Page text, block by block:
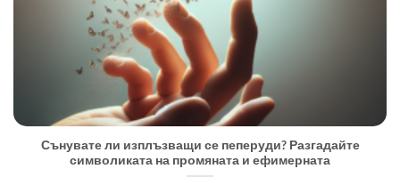
Сънувате ли изплъзващи се пеперуди? Разгадайте
символиката на промяната и ефимерната